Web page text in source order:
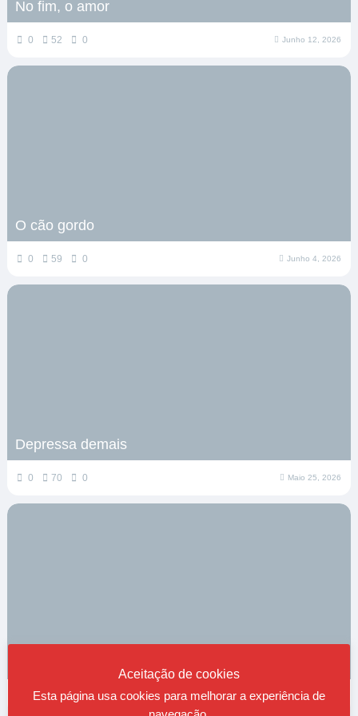
No fim, o amor
0 52 0 Junho 12, 2026
O cão gordo
0 59 0 Junho 4, 2026
Depressa demais
0 70 0 Maio 25, 2026
83 0 Maio 16, 2026
Aceitação de cookies
Esta página usa cookies para melhorar a experiência de